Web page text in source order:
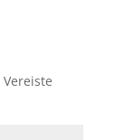
Vereiste